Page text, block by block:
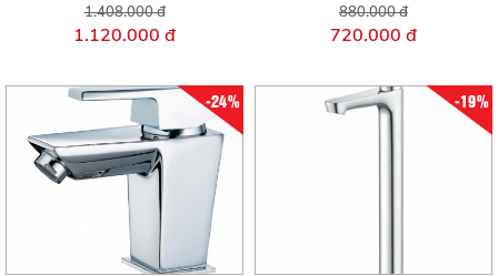
1.408.000 đ
1.120.000 đ
880.000 đ
720.000 đ
-24% -19%